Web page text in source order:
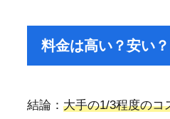
料金は高い？安い？
結論： 大手の1/3程度のコ